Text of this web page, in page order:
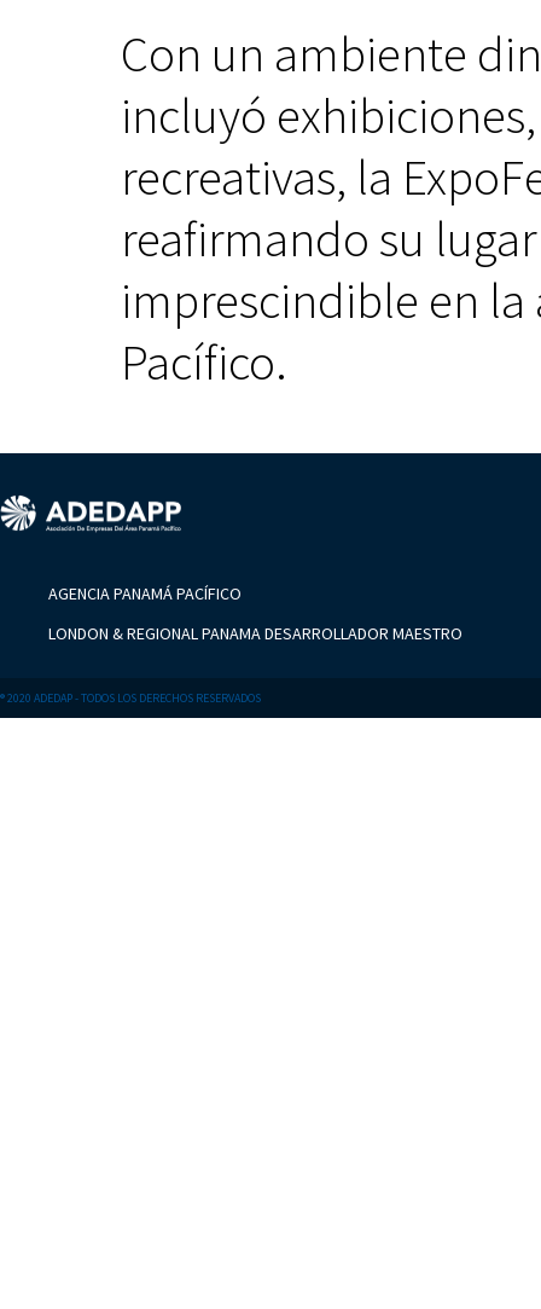
Con un ambiente
incluyó
recreativas, la
reafirmando su
imprescindible en la
Pacífico.
AGENCIA PANAMÁ PACÍFICO
LONDON & REGIONAL PANAMA DESARROLLADOR MAESTRO
® 2020 ADEDAP - TODOS LOS DERECHOS RESERVADOS